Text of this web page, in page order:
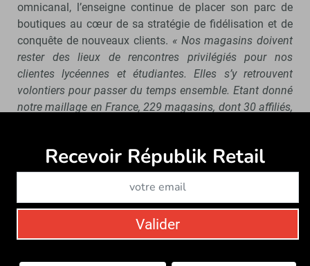
omnicanal, l’enseigne continue de placer son parc de
boutiques au cœur de sa stratégie de fidélisation et de
conquête de nouveaux clients. « Nos magasins doivent
rester des lieux de rencontres privilégiés pour nos
clientes lycéennes et étudiantes. Elles s’y retrouvent
volontiers pour passer du temps ensemble. Etant donné
notre maillage en France, 229 magasins, dont 30 affiliés,
mode à petit prix », insiste Chloé Ortiz. L’enseigne Don’t
call me Jennyfer compte évidemment sur son appli
immersive pour « tracter » de nouvelles clientes dans
ses boutiques. Et inversement.
Recevoir Républik Retail
Valider